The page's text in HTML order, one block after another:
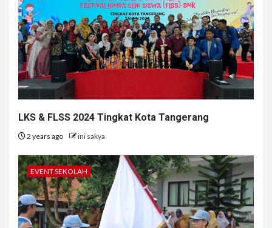
LKS & FLSS 2024 Tingkat Kota Tangerang
2 years ago ini sakya
EVENT SEKOLAH